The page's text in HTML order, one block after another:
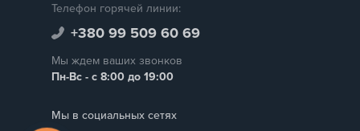
Телефон горячей линии:
+380 99 509 60 69
Мы ждем ваших звонков
Пн-Вс - с 8:00 до 19:00
Мы в социальных сетях